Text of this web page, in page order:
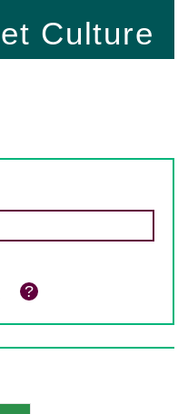
Culture